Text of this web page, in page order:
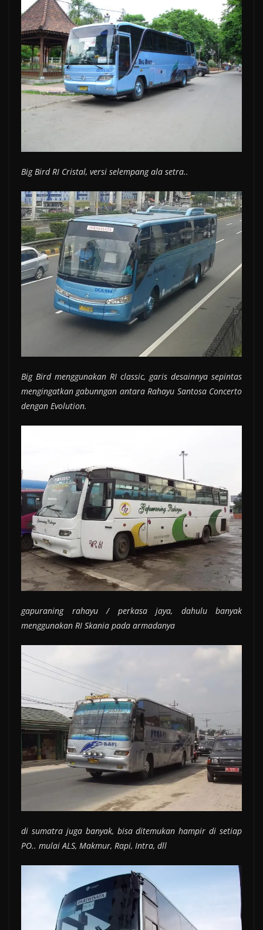
Big Bird RI Cristal, versi selempang ala setra..
Big Bird menggunakan RI classic, garis desainnya sepintas
mengingatkan gabunngan antara Rahayu Santosa Concerto
dengan Evolution.
gapuraning rahayu / perkasa jaya, dahulu banyak
menggunakan RI Skania pada armadanya
di sumatra juga banyak, bisa ditemukan hampir di setiap
PO.. mulai ALS, Makmur, Rapi, Intra, dll